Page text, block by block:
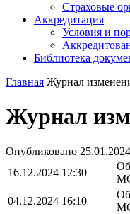
Страховые
Аккредитация
Условия и
Библиотека
Главная Журнал
Журнал
Опубликовано
16.12.2024 12:30
04.12.2024 16:10